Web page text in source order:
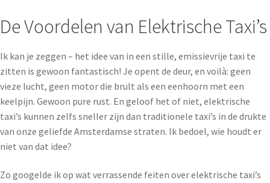
De Voordelen van Elektrische Taxi’s
Ik kan je zeggen – het idee van in een stille, emissievrije taxi te
zitten is gewoon fantastisch! Je opent de deur, en voilà: geen
vieze lucht, geen motor die brult als een eenhoorn met een
keelpijn. Gewoon pure rust. En geloof het of niet, elektrische
taxi’s kunnen zelfs sneller zijn dan traditionele taxi’s in de drukte
van onze geliefde Amsterdamse straten. Ik bedoel, wie houdt er
niet van dat idee?
Zo googelde ik op wat verrassende feiten over elektrische taxi’s